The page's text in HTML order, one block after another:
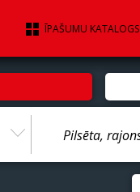
ĪPAŠUMU KATALOGS